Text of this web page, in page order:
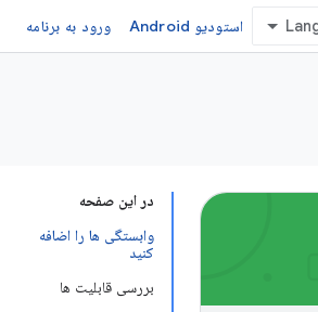
استودیو Android ورود به برنامه
در این صفحه
وابستگی ها را اضافه
کنید
بررسی قابلیت ها